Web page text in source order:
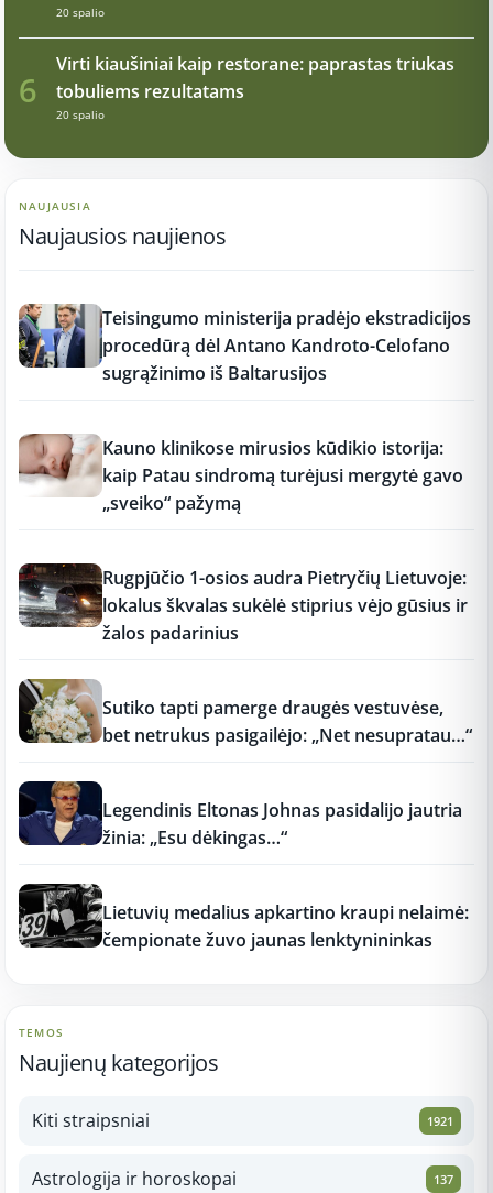
20 spalio
6
Virti kiaušiniai kaip restorane: paprastas triukas
tobuliems rezultatams
20 spalio
NAUJAUSIA
Naujausios naujienos
Teisingumo ministerija pradėjo ekstradicijos
procedūrą dėl Antano Kandroto-Celofano
sugrąžinimo iš Baltarusijos
Kauno klinikose mirusios kūdikio istorija:
kaip Patau sindromą turėjusi mergytė gavo
„sveiko“ pažymą
Rugpjūčio 1-osios audra Pietryčių Lietuvoje:
lokalus škvalas sukėlė stiprius vėjo gūsius ir
žalos padarinius
Sutiko tapti pamerge draugės vestuvėse,
bet netrukus pasigailėjo: „Net nesupratau…“
Legendinis Eltonas Johnas pasidalijo jautria
žinia: „Esu dėkingas…“
Lietuvių medalius apkartino kraupi nelaimė:
čempionate žuvo jaunas lenktynininkas
TEMOS
Naujienų kategorijos
Kiti straipsniai 1921
Astrologija ir horoskopai 137